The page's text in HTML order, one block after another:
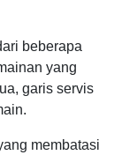
beberapa
yang
garis servis
membatasi